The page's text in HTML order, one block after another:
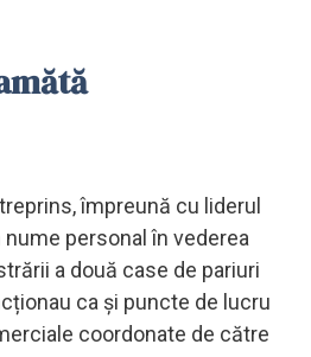
împreună cu liderul
personal în vederea
a două case de pariuri
ca și puncte de lucru
coordonate de către